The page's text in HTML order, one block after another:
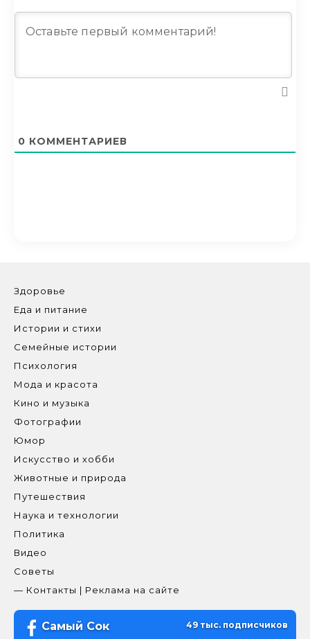
0 КОММЕНТАРИЕВ
Здоровье
Еда и питание
Истории и стихи
Семейные истории
Психология
Мода и красота
Кино и музыка
Фотографии
Юмор
Искусство и хобби
Животные и природа
Путешествия
Наука и технологии
Политика
Видео
Советы
— Контакты | Реклама на сайте
Самый Сок 49 тыс. подписчиков